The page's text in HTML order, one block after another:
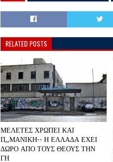
RELATED POSTS
ΜΕΛΕΤΕΣ ΧΡΩΠΕΙ ΚΑΙ
Π,,ΜΑΝΙΚΗ-- Η ΕΛΛΑΔΑ ΕΧΕΙ
ΔΩΡΟ ΑΠΟ ΤΟΥΣ ΘΕΟΥΣ ΤΗΝ
ΓΗ